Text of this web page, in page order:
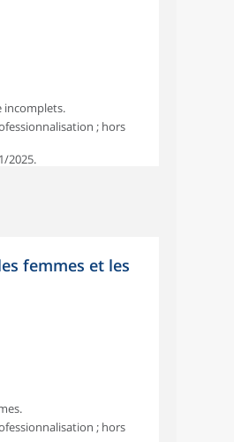
incomplets.
; hors
2025.
femmes et les
; hors